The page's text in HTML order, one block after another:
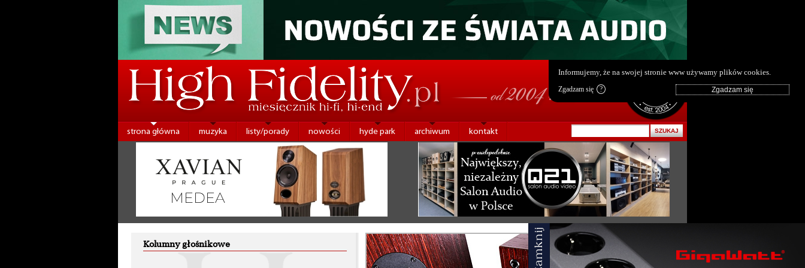
strona główna muzyka listy/porady nowości hyde park archiwum kontakt
Kolumny głośnikowe
Informujemy, że na swojej stronie www używamy plików cookies.
Zgadzam się ?